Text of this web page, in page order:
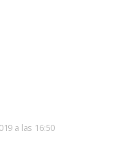
a las 16:50